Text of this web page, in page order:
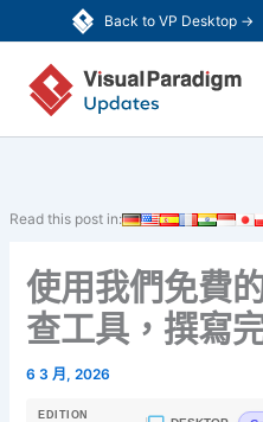
Back to VP Desktop →
至
Read this post in:
使用我們免費
查工具，撰寫
6 3 月, 2026
EDITION